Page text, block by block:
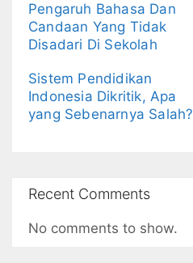
Pengaruh Bahasa Dan
Candaan Yang Tidak
Disadari Di Sekolah
Sistem Pendidikan
Indonesia Dikritik, Apa
yang Sebenarnya Salah?
Recent Comments
No comments to show.